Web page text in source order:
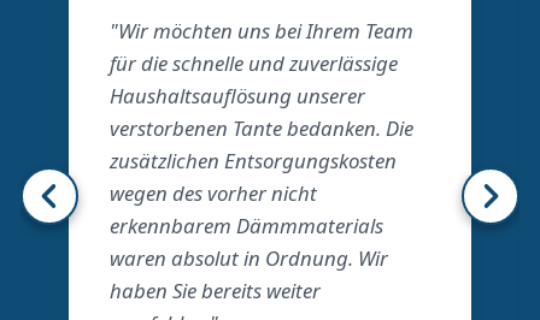
"Wir möchten uns bei Ihrem Team
für die schnelle und zuverlässige
Haushaltsauflösung unserer
verstorbenen Tante bedanken. Die
zusätzlichen Entsorgungskosten
wegen des vorher nicht
erkennbarem Dämmmaterials
waren absolut in Ordnung. Wir
haben Sie bereits weiter